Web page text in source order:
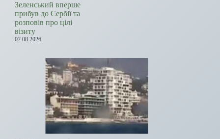
Зеленський вперше
прибув до Сербії та
розповів про цілі
візиту
07.08.2026